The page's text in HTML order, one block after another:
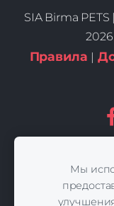
SIA Birma PETS |
Правила |
Мы